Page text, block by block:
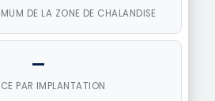
DE LA ZONE DE CHALANDISE
—
PAR IMPLANTATION